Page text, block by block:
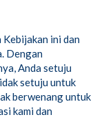
Kebijakan ini dan
Dengan
Anda setuju
setuju untuk
berwenang untuk
kami dan